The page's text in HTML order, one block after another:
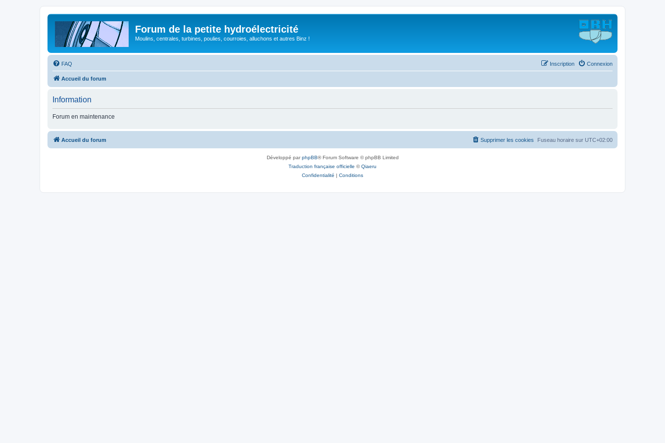
Forum de la petite hydroélectricité
Moulins, centrales, turbines, poulies, courroies, alluchons et autres Binz !
FAQ Connexion
Inscription
Accueil du forum
Information
Forum en maintenance
Accueil du forum Fuseau horaire sur UTC+02:00
Supprimer les cookies
Développé parphpBB® Forum Software © phpBB Limited
Traduction française officielle ©Qiaeru
Confidentialité | Conditions